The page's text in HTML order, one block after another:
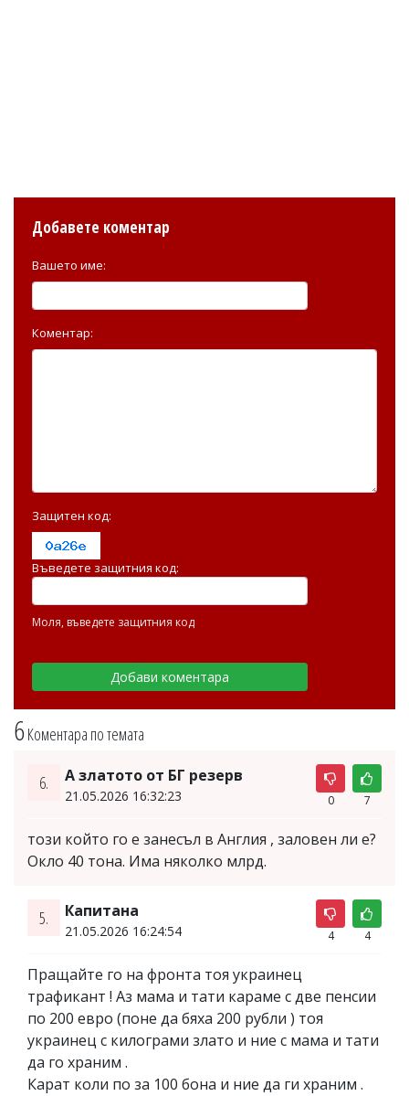
6Коментара по темата
6. А златото от БГ резерв
21.05.2026 16:32:23 0 7
този който го е занесъл в Англия , заловен ли е?
Окло 40 тона. Има няколко млрд.
5. Капитана
21.05.2026 16:24:54 4 4
Пращайте го на фронта тоя украинец
трафикант ! Аз мама и тати караме с две пенсии
по 200 евро (поне да бяха 200 рубли ) тоя
украинец с килограми злато и ние с мама и тати
да го храним .
Карат коли по за 100 бона и ние да ги храним .
Добавете коментар
Вашето име:
Коментар:
Защитен код:
Въведете защитния код:
Моля, въведете защитния код